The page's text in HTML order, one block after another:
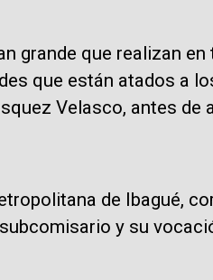
grande que realizan
que están atados a
Velasco, antes de
de Ibagué,
y su